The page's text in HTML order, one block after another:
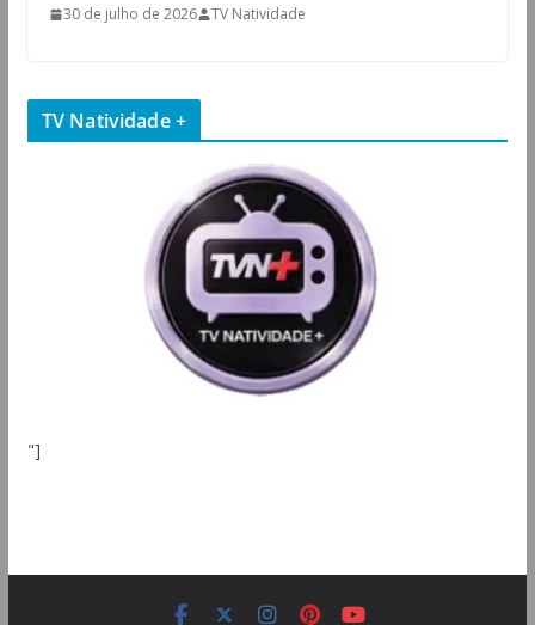
30 de julho de 2026 TV Natividade
TV Natividade +
"]